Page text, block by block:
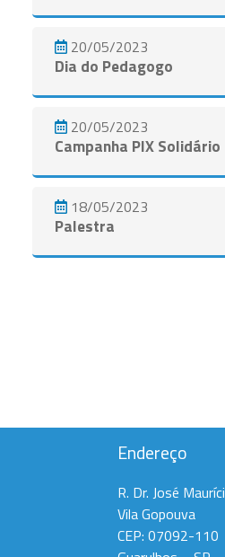
20/05/2023
Dia do Pedagogo
20/05/2023
Campanha PIX Solidário
18/05/2023
Palestra
Endereço
R. Dr. José
Vila Gopouva
CEP: 07092-110